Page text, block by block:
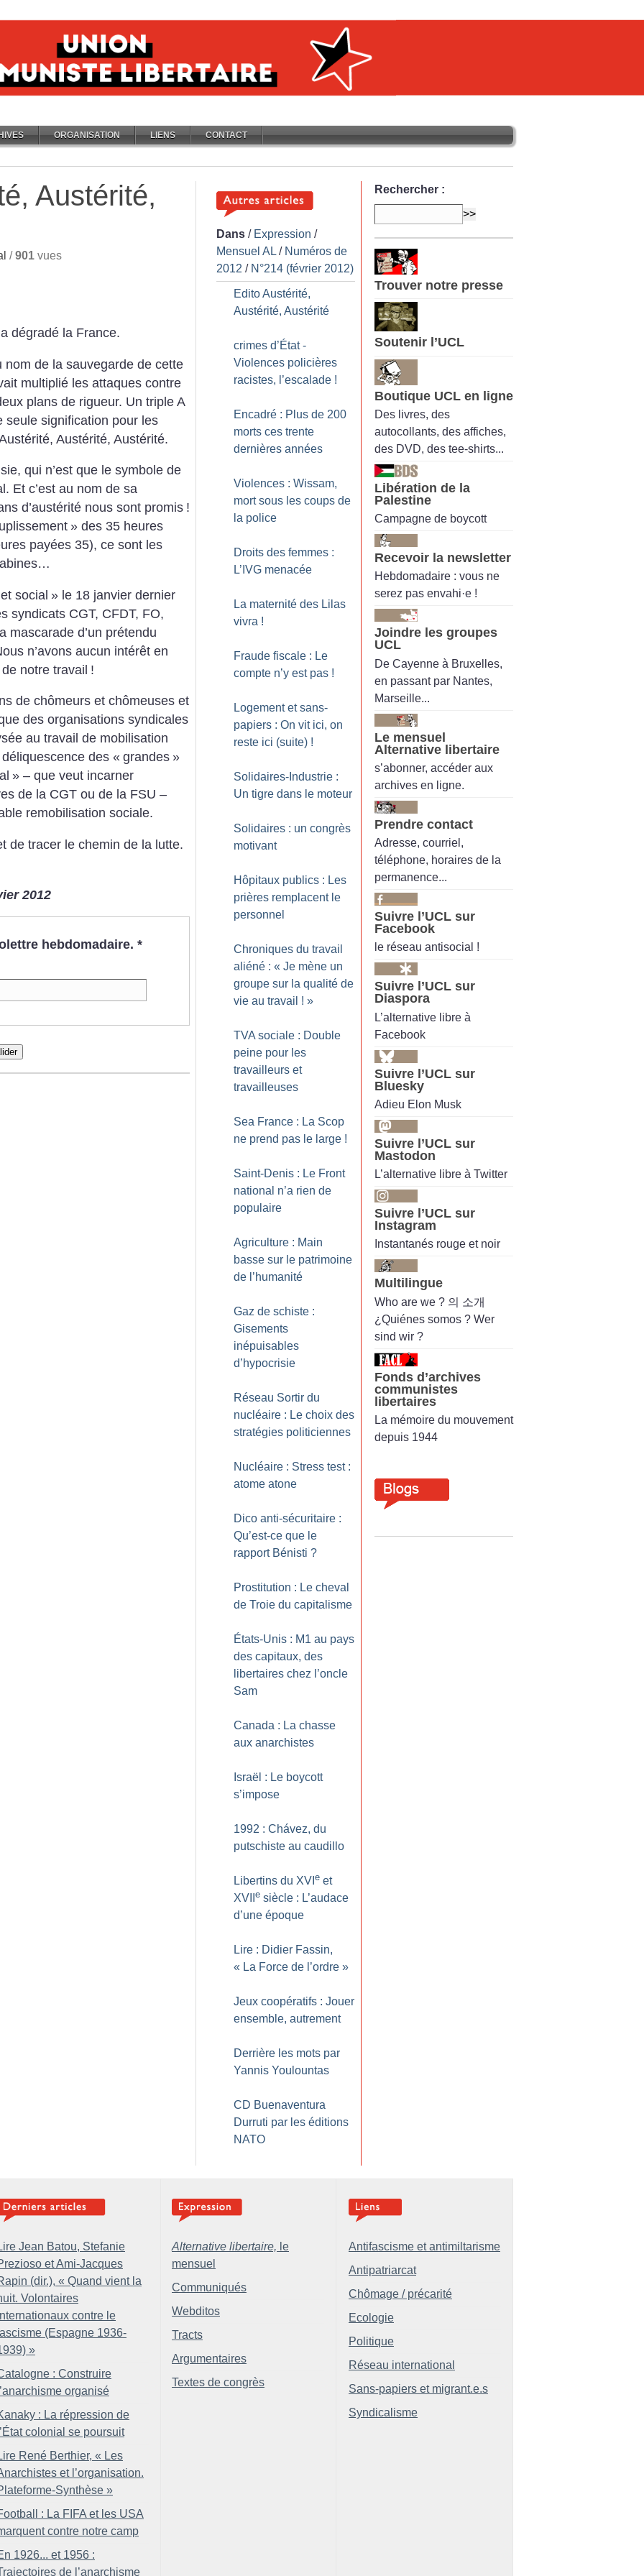
ORGANISATION LIENS CONTACT
Austérité,
/901 vues
dégradé la France.
nom de la sauvegarde de cette
multiplié les attaques contre
plans de rigueur. Un triple A
seule signification pour les
Austérité, Austérité.
qui n’est que le symbole de
Et c’est au nom de sa
d’austérité nous sont promis !
» des 35 heures
payées 35), ce sont les
social » le 18 janvier dernier
syndicats CGT, CFDT, FO,
mascarade d’un prétendu
n’avons aucun intérêt en
notre travail !
de chômeurs et chômeuses et
des organisations syndicales
au travail de mobilisation
des « grandes »
» – que veut incarner
de la CGT ou de la FSU –
remobilisation sociale.
de tracer le chemin de la lutte.
2012
hebdomadaire. *
Dans / Expression /
Mensuel AL / Numéros de
2012 / N°214 (février 2012)
Edito Austérité,
Austérité, Austérité
crimes d’État -
Violences policières
racistes, l’escalade !
Encadré : Plus de 200
morts ces trente
dernières années
Violences : Wissam,
mort sous les coups de
la police
Droits des femmes :
L’IVG menacée
La maternité des Lilas
vivra !
Fraude fiscale : Le
compte n’y est pas !
Logement et sans-
papiers : On vit ici, on
reste ici (suite) !
Solidaires-Industrie :
Un tigre dans le moteur
Solidaires : un congrès
motivant
Hôpitaux publics : Les
prières remplacent le
personnel
Chroniques du travail
aliéné : « Je mène un
groupe sur la qualité de
vie au travail ! »
TVA sociale : Double
peine pour les
travailleurs et
travailleuses
Sea France : La Scop
ne prend pas le large !
Saint-Denis : Le Front
national n’a rien de
populaire
Agriculture : Main
basse sur le patrimoine
de l’humanité
Gaz de schiste :
Gisements
inépuisables
d’hypocrisie
Réseau Sortir du
nucléaire : Le choix des
stratégies politiciennes
Nucléaire : Stress test :
atome atone
Dico anti-sécuritaire :
Qu’est-ce que le
rapport Bénisti ?
Prostitution : Le cheval
de Troie du capitalisme
États-Unis : M1 au pays
des capitaux, des
libertaires chez l’oncle
Sam
Canada : La chasse
aux anarchistes
Israël : Le boycott
s’impose
1992 : Chávez, du
putschiste au caudillo
Libertins du XVI e et
XVII e siècle : L’audace
d’une époque
Lire : Didier Fassin,
« La Force de l’ordre »
Jeux coopératifs : Jouer
ensemble, autrement
Derrière les mots par
Yannis Youlountas
CD Buenaventura
Durruti par les éditions
NATO
Rechercher :
Trouver notre presse
Soutenir l’UCL
Boutique UCL en ligne
Des livres, des
autocollants, des affiches,
des DVD, des tee-shirts...
Libération de la
Palestine
Campagne de boycott
Recevoir la newsletter
Hebdomadaire : vous ne
serez pas envahi·e !
Joindre les groupes
UCL
De Cayenne à Bruxelles,
en passant par Nantes,
Marseille...
Le mensuel
Alternative libertaire
s’abonner, accéder aux
archives en ligne.
Prendre contact
Adresse, courriel,
téléphone, horaires de la
permanence...
Suivre l’UCL sur
Facebook
le réseau antisocial !
Suivre l’UCL sur
Diaspora
L’alternative libre à
Facebook
Suivre l’UCL sur
Bluesky
Adieu Elon Musk
Suivre l’UCL sur
Mastodon
L’alternative libre à Twitter
Suivre l’UCL sur
Instagram
Instantanés rouge et noir
Multilingue
Who are we ? 의 소개
¿Quiénes somos ? Wer
sind wir ?
Fonds d’archives
communistes
libertaires
La mémoire du mouvement
depuis 1944
Jean Batou, Stefanie
et Ami-Jacques
(dir.), « Quand vient la
Volontaires
contre le
(Espagne 1936-
»
: Construire
organisé
: La répression de
colonial se poursuit
René Berthier, « Les
et l’organisation.
Synthèse »
: La FIFA et les USA
contre notre camp
1926... et 1956 :
de l’anarchisme
Alternative libertaire, le
mensuel
Communiqués
Webditos
Tracts
Argumentaires
Textes de congrès
Antifascisme et antimiltarisme
Antipatriarcat
Chômage / précarité
Ecologie
Politique
Réseau international
Sans-papiers et migrant.e.s
Syndicalisme